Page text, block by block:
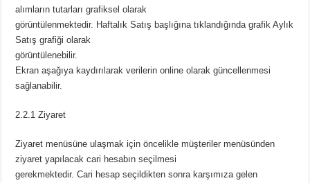
alımların tutarları grafiksel olarak
görüntülenmektedir. Haftalık Satış başlığına tıklandığında grafik Aylık
Satış grafiği olarak
görüntülenebilir.
Ekran aşağıya kaydırılarak verilerin online olarak güncellenmesi
sağlanabilir.
2.2.1 Ziyaret
Ziyaret menüsüne ulaşmak için öncelikle müşteriler menüsünden
ziyaret yapılacak cari hesabın seçilmesi
gerekmektedir. Cari hesap seçildikten sonra karşımıza gelen